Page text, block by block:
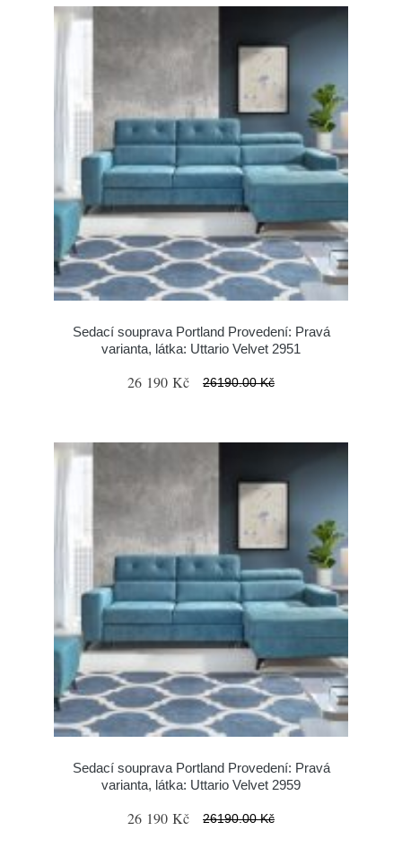
Sedací souprava Portland Provedení: Pravá
varianta, látka: Uttario Velvet 2951
26 190 Kč 26190.00 Kč
Sedací souprava Portland Provedení: Pravá
varianta, látka: Uttario Velvet 2959
26 190 Kč 26190.00 Kč